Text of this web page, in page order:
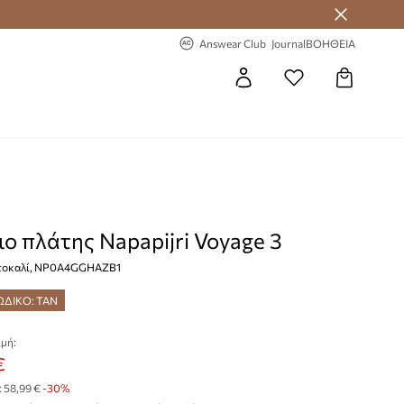
Club
Answear Club JournalΒΟΗΘΕΙΑ
πλάτης Napapijri Voyage 3
NP0A4GGHAZB1
TAN
58,99 €-30%